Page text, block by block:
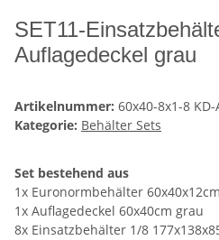
SET11-
Auflagedeckel grau
Artikelnummer: 60x40-8x1-8 KD-
Kategorie: Behälter Sets
Set bestehend aus
1x Euronormbehälter 60x40x12cm
1x Auflagedeckel 60x40cm grau
8x Einsatzbehälter 1/8